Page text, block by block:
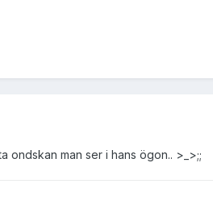
ondskan man ser i hans ögon.. >_>;;